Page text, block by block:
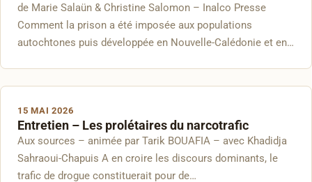
de Marie Salaün & Christine Salomon – Inalco Presse
Comment la prison a été imposée aux populations
autochtones puis développée en Nouvelle-Calédonie et en…
15 MAI 2026
Entretien – Les prolétaires du narcotrafic
Aux sources – animée par Tarik BOUAFIA – avec Khadidja
Sahraoui-Chapuis A en croire les discours dominants, le
trafic de drogue constituerait pour de…